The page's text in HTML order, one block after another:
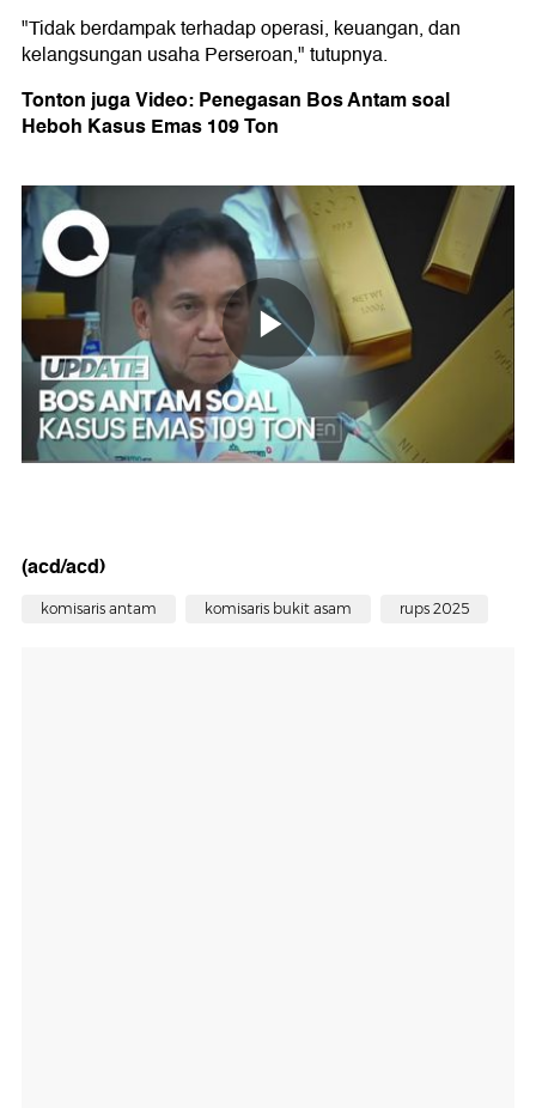
"Tidak berdampak terhadap operasi, keuangan, dan
kelangsungan usaha Perseroan," tutupnya.
Tonton juga Video: Penegasan BosAntamsoal
Heboh Kasus Emas 109 Ton
(acd/acd)
komisaris antam komisaris bukit asam rups 2025